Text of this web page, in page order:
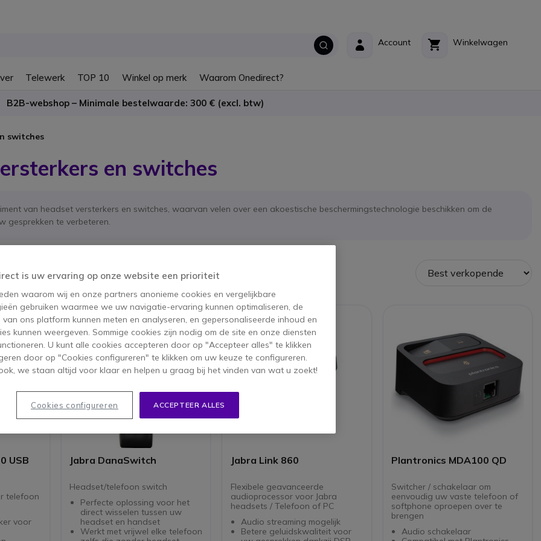
Winkelwagen
Account
Telewerk TOP 10 Winkel op merk Waarom Onedirect?
B2B-webshop – Minimale bestelwaarde: 300 € (excl. btw)
switches
en switches
van headset versterkers en switches, waarvan velen over een akoestische beschermingstechnologie beschikken om de
gesprekken te verbeteren.
USB
telefoon
voor
Jabra DanaSwitch
Headset/telefoon switch
Perfecte oplossing voor het
direct wisselen tussen uw
headset en handset
Werkt met vrijwel elke telefoon
Jabra Link 860
Flexibele geavanceerde
audioprocessor voor Jabra
headsets / Telefoon of PC
Audio streaming mogelijk
Betere geluidskwaliteit voor
Plantronics MDA100 QD
Switcher / schakelaar om
eenvoudig uw vaste telefoon of
softphone oproepen over te
brengen
Audio schakelaar
is uw ervaring op onze website een prioriteit
waarom wij en onze partners anonieme cookies en vergelijkbare
gebruiken waarmee we uw navigatie-ervaring kunnen optimaliseren, de
ons platform kunnen meten en analyseren, en gepersonaliseerde inhoud en
kunnen weergeven. Sommige cookies zijn nodig om de site en onze diensten
U kunt alle cookies accepteren door op "Accepteer alles" te klikken
door op "Cookies configureren" te klikken om uw keuze te configureren.
we staan altijd voor klaar en helpen u graag bij het vinden van wat u zoekt!
ACCEPTEER ALLES
Cookies configureren